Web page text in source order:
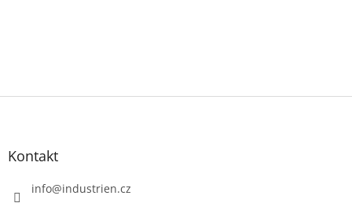
Z
Kontakt
info@industrien.cz